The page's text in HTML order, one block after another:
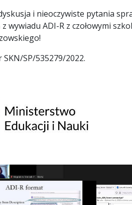
i nieoczywiste pytania
ADI-R z czołowymi
SP/535279/2022.